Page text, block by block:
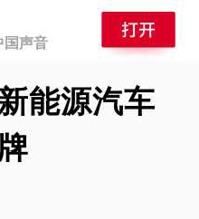
国声音
能源汽车